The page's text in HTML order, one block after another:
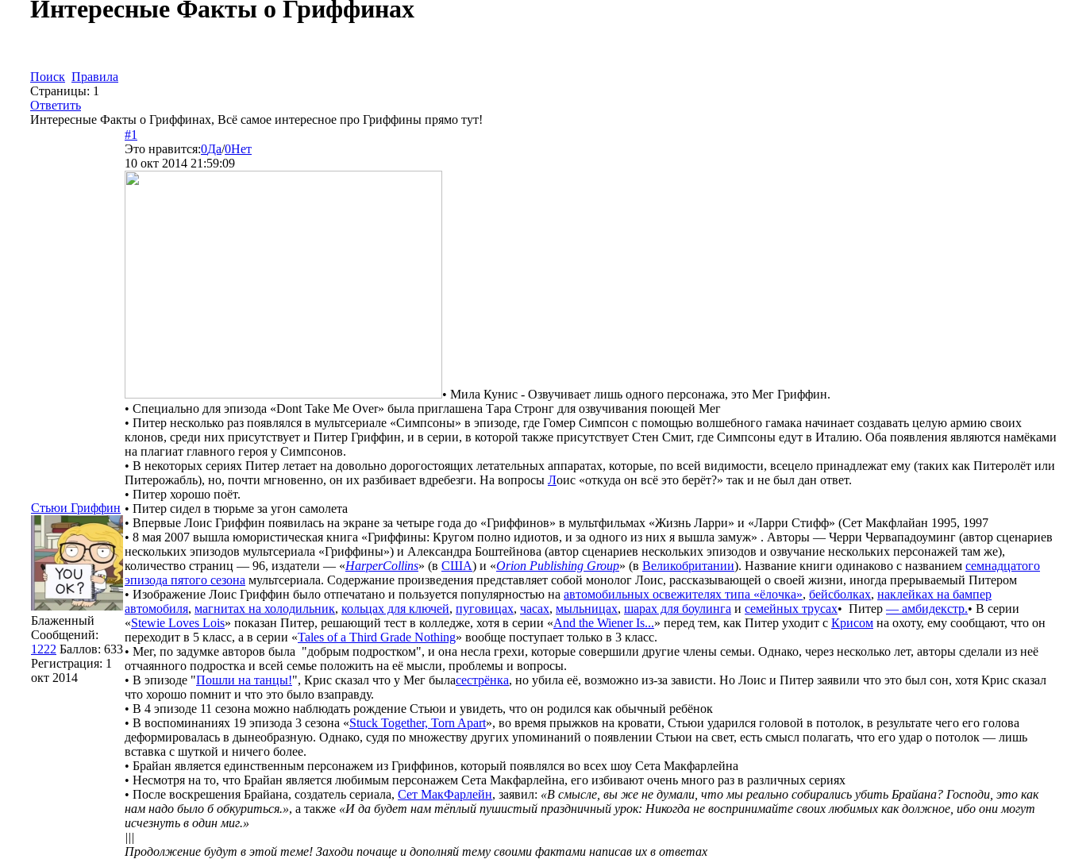
Интересные Факты о Гриффинах
Поиск Правила
Страницы: 1
Ответить
Интересные Факты о Гриффинах, Всё самое интересное про Гриффины прямо тут!
Cтьюи Гриффин
Блаженный
Сообщений:
1222 Баллов: 633
Регистрация: 1
окт 2014
#1
Это нравится:0Да/0Нет
10 окт 2014 21:59:09
• Мила Кунис - Озвучивает лишь одного персонажа, это Мег Гриффин.
• Специально для эпизода «Dont Take Me Over» была приглашена Тара Стронг для озвучивания поющей Мег
• Питер несколько раз появлялся в мультсериале «Симпсоны» в эпизоде, где Гомер Симпсон с помощью волшебного гамака начинает создавать целую армию своих
клонов, среди них присутствует и Питер Гриффин, и в серии, в которой также присутствует Стен Смит, где Симпсоны едут в Италию. Оба появления являются намёками
на плагиат главного героя у Симпсонов.
• В некоторых сериях Питер летает на довольно дорогостоящих летательных аппаратах, которые, по всей видимости, всецело принадлежат ему (таких как Питеролёт или
Питерожабль), но, почти мгновенно, он их разбивает вдребезги. На вопросы Лоис «откуда он всё это берёт?» так и не был дан ответ.
• Питер хорошо поёт.
• Питер сидел в тюрьме за угон самолета
• Впервые Лоис Гриффин появилась на экране за четыре года до «Гриффинов» в мультфильмах «Жизнь Ларри» и «Ларри Стифф» (Сет Макфлайан 1995, 1997
• 8 мая 2007 вышла юмористическая книга «Гриффины: Кругом полно идиотов, и за одного из них я вышла замуж» . Авторы — Черри Червападоуминг (автор сценариев
нескольких эпизодов мультсериала «Гриффины») и Александра Боштейнова (автор сценариев нескольких эпизодов и озвучание нескольких персонажей там же),
количество страниц — 96, издатели — «HarperCollins» (в США) и «Orion Publishing Group» (в Великобритании). Название книги одинаково с названием семнадцатого
эпизода пятого сезона мультсериала. Содержание произведения представляет собой монолог Лоис, рассказывающей о своей жизни, иногда прерываемый Питером
• Изображение Лоис Гриффин было отпечатано и пользуется популярностью на автомобильных освежителях типа «ёлочка», бейсболках, наклейках на бампер
автомобиля, магнитах на холодильник, кольцах для ключей, пуговицах, часах, мыльницах, шарах для боулинга и семейных трусах• Питер — амбидекстр.• В серии
«Stewie Loves Lois» показан Питер, решающий тест в колледже, хотя в серии «And the Wiener Is...» перед тем, как Питер уходит с Крисом на охоту, ему сообщают, что он
переходит в 5 класс, а в серии «Tales of a Third Grade Nothing» вообще поступает только в 3 класс.
• Мег, по задумке авторов была "добрым подростком", и она несла грехи, которые совершили другие члены семьи. Однако, через несколько лет, авторы сделали из неё
отчаянного подростка и всей семье положить на её мысли, проблемы и вопросы.
• В эпизоде "Пошли на танцы!", Крис сказал что у Мег быласестрёнка, но убила её, возможно из-за зависти. Но Лоис и Питер заявили что это был сон, хотя Крис сказал
что хорошо помнит и что это было взаправду.
• В 4 эпизоде 11 сезона можно наблюдать рождение Стьюи и увидеть, что он родился как обычный ребёнок
• В воспоминаниях 19 эпизода 3 сезона «Stuck Together, Torn Apart», во время прыжков на кровати, Стьюи ударился головой в потолок, в результате чего его голова
деформировалась в дынеобразную. Однако, судя по множеству других упоминаний о появлении Стьюи на свет, есть смысл полагать, что его удар о потолок — лишь
вставка с шуткой и ничего более.
• Брайан является единственным персонажем из Гриффинов, который появлялся во всех шоу Сета Макфарлейна
• Несмотря на то, что Брайан является любимым персонажем Сета Макфарлейна, его избивают очень много раз в различных сериях
• После воскрешения Брайана, создатель сериала, Сет МакФарлейн, заявил: «В смысле, вы же не думали, что мы реально собирались убить Брайана? Господи, это как
нам надо было б обкуриться.», а также «И да будет нам тёплый пушистый праздничный урок: Никогда не воспринимайте своих любимых как должное, ибо они могут
исчезнуть в один миг.»
|||
Продолжение будут в этой теме! Заходи почаще и дополняй тему своими фактами написав их в ответах